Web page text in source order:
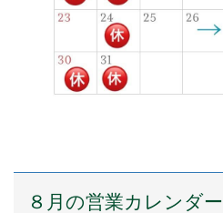
８月の営業カレンダー